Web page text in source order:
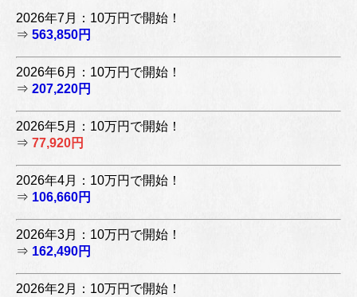
2026年7月：10万円で開始！
⇒ 563,850円
2026年6月：10万円で開始！
⇒ 207,220円
2026年5月：10万円で開始！
⇒ 77,920円
2026年4月：10万円で開始！
⇒ 106,660円
2026年3月：10万円で開始！
⇒ 162,490円
2026年2月：10万円で開始！